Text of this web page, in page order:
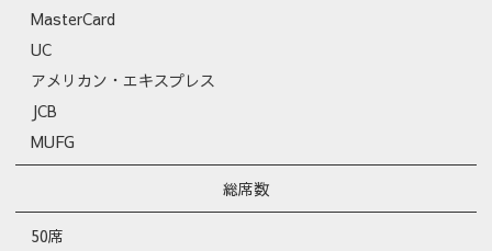
MasterCard
UC
アメリカン・エキスプレス
JCB
MUFG
総席数
50席